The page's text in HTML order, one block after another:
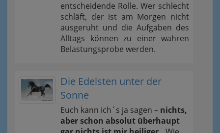
entscheidende Rolle. Wer schlecht
schläft, der ist am Morgen nicht
ausgeruht und die Aufgaben des
Alltags können zu einer wahren
Belastungsprobe werden.
Die Edelsten unter der
Sonne
Euch kann ich´s ja sagen – nichts,
aber schon absolut überhaupt